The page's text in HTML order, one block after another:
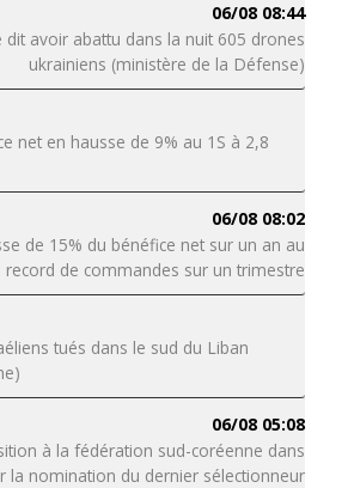
06/08 08:44
dit avoir abattu dans la nuit 605 drones
ukrainiens (ministère de la Défense)
net en hausse de 9% au 1S à 2,8
06/08 08:02
de 15% du bénéfice net sur un an au
record de commandes sur un trimestre
tués dans le sud du Liban
06/08 05:08
à la fédération sud-coréenne dans
la nomination du dernier sélectionneur